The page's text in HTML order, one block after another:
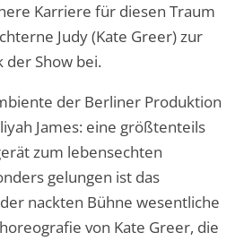
Karriere für diesen Traum
Judy (Kate Greer) zur
der Show bei.
der Berliner Produktion
James: eine größtenteils
zum lebensechten
gelungen ist das
nackten Bühne wesentliche
von Kate Greer, die